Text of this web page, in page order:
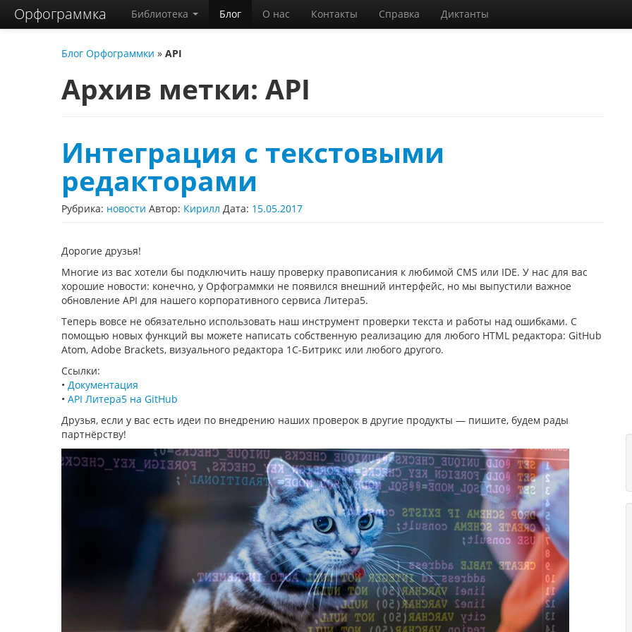
Орфограммка Библиотека Блог О нас Контакты Справка Диктанты
Блог Орфограммки » API
Архив метки: API
Интеграция с текстовыми
редакторами
Рубрика: новости Автор: Кирилл Дата: 15.05.2017
Дорогие друзья!
Многие из вас хотели бы подключить нашу проверку правописания к любимой CMS или IDE. У нас для вас
хорошие новости: конечно, у Орфограммки не появился внешний интерфейс, но мы выпустили важное
обновление API для нашего корпоративного сервиса Литера5.
Теперь вовсе не обязательно использовать наш инструмент проверки текста и работы над ошибками. С
помощью новых функций вы можете написать собственную реализацию для любого HTML редактора: GitHub
Atom, Adobe Brackets, визуального редактора 1С-Битрикс или любого другого.
Ссылки:
• Документация
• API Литера5 на GitHub
Друзья, если у вас есть идеи по внедрению наших проверок в другие продукты — пишите, будем рады
партнёрству!